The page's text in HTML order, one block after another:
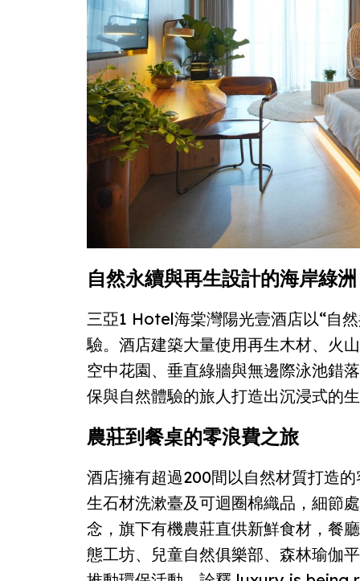
自然永續與再生設計的海岸綠洲
三亞1 Hotel海棠灣陽光壹酒店以“自
驗。酒店建築大量使用再生木材、火
空中花園、垂直綠牆與無邊際泳池錯
保與自然體驗的旅人打造出沉浸式的
農莊到餐桌的零浪費之旅
酒店擁有超過200間以自然材質打造
生石材洗漱臺及可迴圈棉織品，細節
念，旗下有機農莊直供新鮮食材，餐
態工坊、兒童自然俱樂部、森林瑜伽